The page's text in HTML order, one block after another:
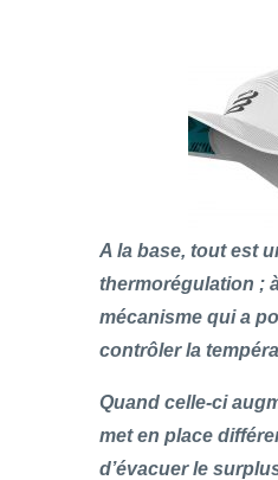
A la base, tout est
thermorégulation ;
mécanisme qui a
contrôler la
Quand celle-ci
met en place
d’évacuer le